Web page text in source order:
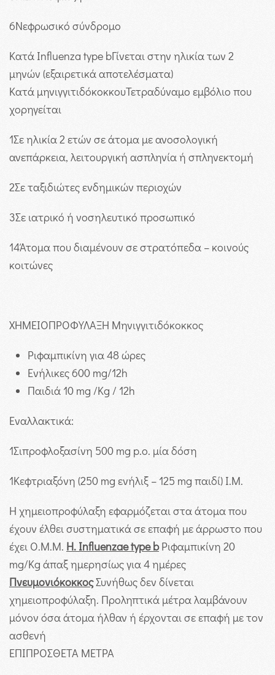
6Νεφρωσικό σύνδρομο
Κατά Influenza type bΓίνεται στην ηλικία των 2
μηνών (εξαιρετικά αποτελέσματα)
Κατά μηνιγγιτιδόκοκκουΤετραδύναμο εμβόλιο που
χορηγείται
1Σε ηλικία 2 ετών σε άτομα με ανοσολογική
ανεπάρκεια, λειτουργική ασπληνία ή σπληνεκτομή
2Σε ταξιδιώτες ενδημικών περιοχών
3Σε ιατρικό ή νοσηλευτικό προσωπικό
14Άτομα που διαμένουν σε στρατόπεδα – κοινούς
κοιτώνες
ΧΗΜΕΙΟΠΡΟΦΥΛΑΞΗ Μηνιγγιτιδόκοκκος
Ριφαμπικίνη για 48 ώρες
Ενήλικες 600 mg/12h
Παιδιά 10 mg /Kg / 12h
Εναλλακτικά:
1Σιπροφλοξασίνη 500 mg p.o. μία δόση
1Κεφτριαξόνη (250 mg ενήλιξ – 125 mg παιδί) Ι.Μ.
Η χημειοπροφύλαξη εφαρμόζεται στα άτομα που
έχουν έλθει συστηματικά σε επαφή με άρρωστο που
έχει Ο.Μ.Μ. Η. Influenzae type bΡιφαμπικίνη 20
mg/Kg άπαξ ημερησίως για 4 ημέρες
ΠνευμονιόκοκκοςΣυνήθως δεν δίνεται
χημειοπροφύλαξη. Προληπτικά μέτρα λαμβάνουν
μόνον όσα άτομα ήλθαν ή έρχονται σε επαφή με τον
ασθενή
ΕΠΙΠΡΟΣΘΕΤΑ ΜΕΤΡΑ